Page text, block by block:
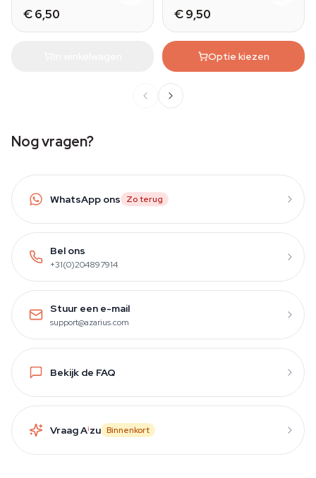
€ 6,50 € 9,50
Optie kiezen
Nog vragen?
WhatsApp ons Zo terug
Bel ons
+31(0)204897914
Stuur een e-mail
support@azarius.com
Bekijk de FAQ
Vraag Aizu Binnenkort